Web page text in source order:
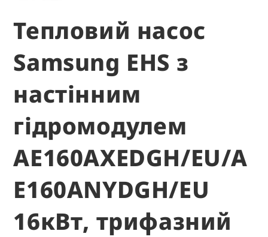
Тепловий насос
Samsung EHS з
настінним
гідромодулем
AE160AXEDGH/EU/A
E160ANYDGH/EU
16кВт, трифазний